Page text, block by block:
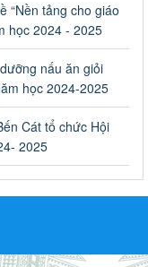
động hưởng ứng
sức khỏe nhân dân
hưởng ứng phong
dân năm 2023
cường công tác
“Nền tảng cho giáo
học 2024 - 2025
nấu ăn giỏi
học 2024-2025
Cát tổ chức Hội
2025